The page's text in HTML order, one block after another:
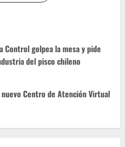
Control golpea la mesa y pide
del pisco chileno
nuevo Centro de Atención Virtual